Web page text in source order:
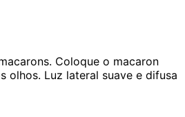
Coloque o macaron
Luz lateral suave e difusa